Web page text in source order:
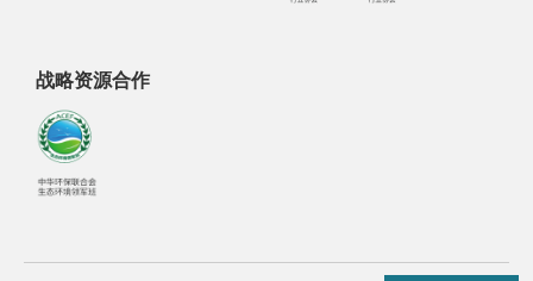
战略资源合作